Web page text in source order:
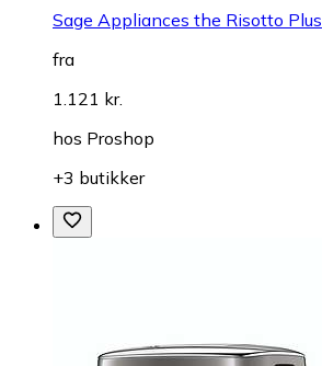
Sage Appliances the Risotto Plus
fra
1.121 kr.
hos Proshop
+3 butikker